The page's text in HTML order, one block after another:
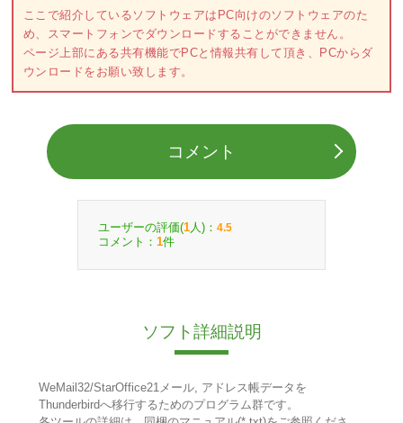
ここで紹介しているソフトウェアはPC向けのソフトウェアのた
め、スマートフォンでダウンロードすることができません。
ページ上部にある共有機能でPCと情報共有して頂き、PCからダ
ウンロードをお願い致します。
コメント
ユーザーの評価(1 人)： 4.5
コメント： 1件
ソフト詳細説明
WeMail32/StarOffice21メール, アドレス帳データを
Thunderbirdへ移行するためのプログラム群です。